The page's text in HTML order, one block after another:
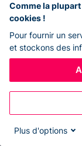
Comme la
cookies !
Pour fournir un
et stockons des
Plus d'options